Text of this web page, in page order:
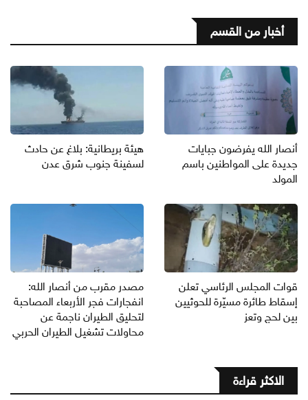
أخبار من القسم
أنصار الله يفرضون جبايات
جديدة على المواطنين باسم
المولد
هيئة بريطانية: بلاغ عن حادث
لسفينة جنوب شرق عدن
قوات المجلس الرئاسي تعلن
إسقاط طائرة مسيّرة للحوثيين
بين لحج وتعز
مصدر مقرب من أنصار الله:
انفجارات فجر الأربعاء المصاحبة
لتحليق الطيران ناجمة عن
محاولات تشغيل الطيران الحربي
الاكثر قراءة